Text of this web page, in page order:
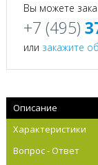
Вы можете
+7 (495)
или закажите
Описание
Характеристики
Вопрос - Ответ